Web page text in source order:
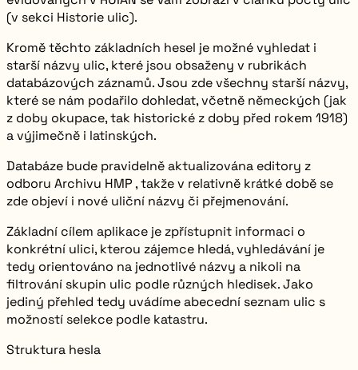
(v sekci Historie ulic).
Kromě těchto základních hesel je možné vyhledat i
starší názvy ulic, které jsou obsaženy v rubrikách
databázových záznamů. Jsou zde všechny starší názvy,
které se nám podařilo dohledat, včetně německých (jak
z doby okupace, tak historické z doby před rokem 1918)
a výjimečně i latinských.
Databáze bude pravidelněaktualizována editory z
odboru Archivu HMP , takže v relativně krátké době se
zde objeví i nové uliční názvy či přejmenování.
Základní cílem aplikace je zpřístupnit informaci o
konkrétní ulici, kterou zájemce hledá, vyhledávání je
tedy orientováno na jednotlivé názvy a nikoli na
filtrování skupin ulic podle různých hledisek. Jako
jediný přehled tedy uvádíme abecední seznam ulic s
možností selekce podle katastru.
Struktura hesla